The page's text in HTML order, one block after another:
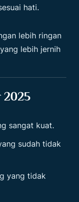
hati.
lebih ringan
lebih jernih
2025
sangat kuat.
sudah tidak
yang tidak